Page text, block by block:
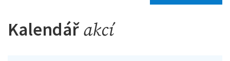
Kalendářakcí